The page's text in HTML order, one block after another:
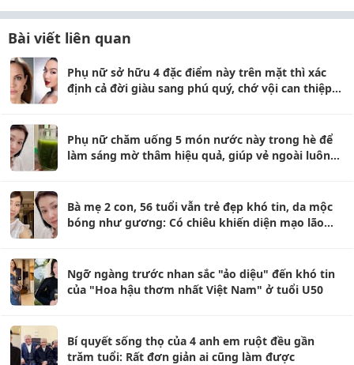
Bài viết liên quan
Phụ nữ sở hữu 4 đặc điểm này trên mặt thì xác
định cả đời giàu sang phú quý, chớ vội can thiệp
Phụ nữ chăm uống 5 món nước này trong hè để
làm sáng mờ thâm hiệu quả, giúp vẻ ngoài luôn
Bà mẹ 2 con, 56 tuổi vẫn trẻ đẹp khó tin, da mộc
bóng như gương: Có chiêu khiến diện mạo lão
Ngỡ ngàng trước nhan sắc "ảo diệu" đến khó tin
của "Hoa hậu thơm nhất Việt Nam" ở tuổi U50
Bí quyết sống thọ của 4 anh em ruột đều gần
trăm tuổi: Rất đơn giản ai cũng làm được